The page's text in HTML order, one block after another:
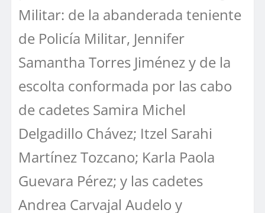
Militar: de la abanderada teniente
de Policía Militar, Jennifer
Samantha Torres Jiménez y de la
escolta conformada por las cabo
de cadetes Samira Michel
Delgadillo Chávez; Itzel Sarahi
Martínez Tozcano; Karla Paola
Guevara Pérez; y las cadetes
Andrea Carvajal Audelo y